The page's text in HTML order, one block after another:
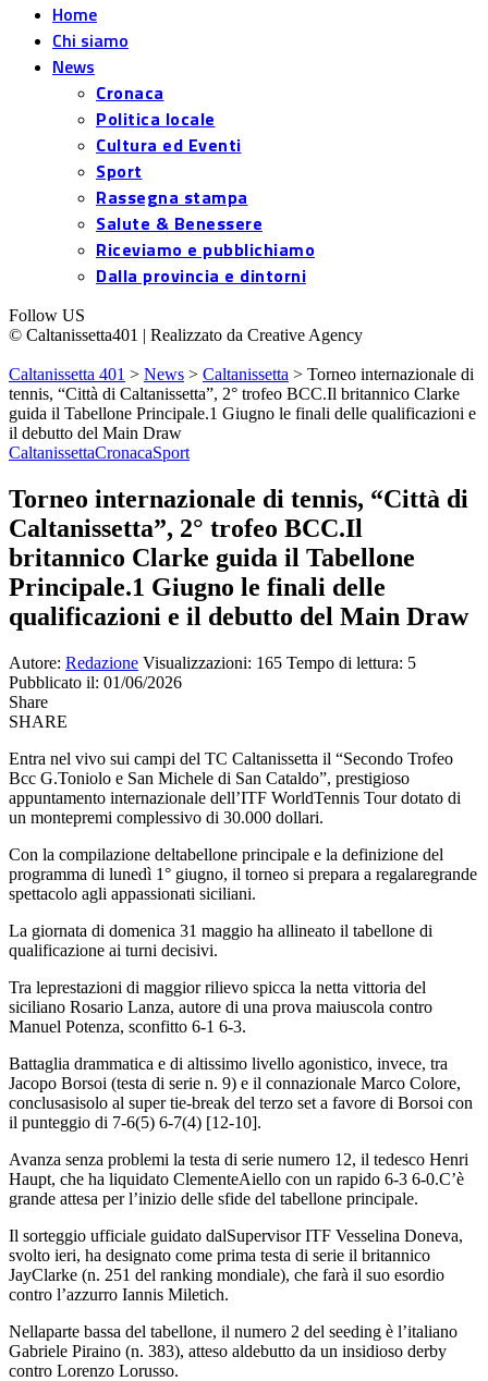
Home
Chi siamo
News
Cronaca
Politica locale
Cultura ed Eventi
Sport
Rassegna stampa
Salute & Benessere
Riceviamo e pubblichiamo
Dalla provincia e dintorni
Follow US
© Caltanissetta401 | Realizzato da Creative Agency
Caltanissetta 401 > News > Caltanissetta > Torneo internazionale di
tennis, “Città di Caltanissetta”, 2° trofeo BCC.Il britannico Clarke
guida il Tabellone Principale.1 Giugno le finali delle qualificazioni e
il debutto del Main Draw
CaltanissettaCronacaSport
Torneo internazionale di tennis, “Città di
Caltanissetta”, 2° trofeo BCC.Il
britannico Clarke guida il Tabellone
Principale.1 Giugno le finali delle
qualificazioni e il debutto del Main Draw
Autore: Redazione Visualizzazioni: 165 Tempo di lettura: 5
Pubblicato il: 01/06/2026
Share
SHARE
Entra nel vivo sui campi del TC Caltanissetta il “Secondo Trofeo
Bcc G.Toniolo e San Michele di San Cataldo”, prestigioso
appuntamento internazionale dell’ITF WorldTennis Tour dotato di
un montepremi complessivo di 30.000 dollari.
Con la compilazione deltabellone principale e la definizione del
programma di lunedì 1° giugno, il torneo si prepara a regalaregrande
spettacolo agli appassionati siciliani.
La giornata di domenica 31 maggio ha allineato il tabellone di
qualificazione ai turni decisivi.
Tra leprestazioni di maggior rilievo spicca la netta vittoria del
siciliano Rosario Lanza, autore di una prova maiuscola contro
Manuel Potenza, sconfitto 6-1 6-3.
Battaglia drammatica e di altissimo livello agonistico, invece, tra
Jacopo Borsoi (testa di serie n. 9) e il connazionale Marco Colore,
conclusasisolo al super tie-break del terzo set a favore di Borsoi con
il punteggio di 7-6(5) 6-7(4) [12-10].
Avanza senza problemi la testa di serie numero 12, il tedesco Henri
Haupt, che ha liquidato ClementeAiello con un rapido 6-3 6-0.C’è
grande attesa per l’inizio delle sfide del tabellone principale.
Il sorteggio ufficiale guidato dalSupervisor ITF Vesselina Doneva,
svolto ieri, ha designato come prima testa di serie il britannico
JayClarke (n. 251 del ranking mondiale), che farà il suo esordio
contro l’azzurro Iannis Miletich.
Nellaparte bassa del tabellone, il numero 2 del seeding è l’italiano
Gabriele Piraino (n. 383), atteso aldebutto da un insidioso derby
contro Lorenzo Lorusso.